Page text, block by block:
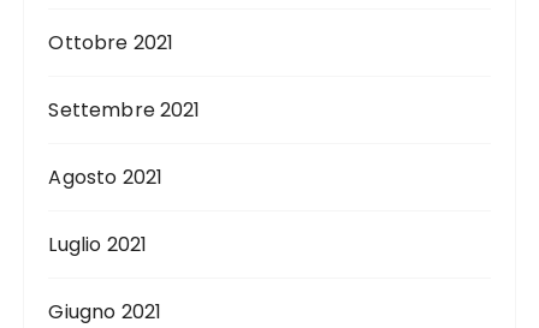
Ottobre 2021
Settembre 2021
Agosto 2021
Luglio 2021
Giugno 2021